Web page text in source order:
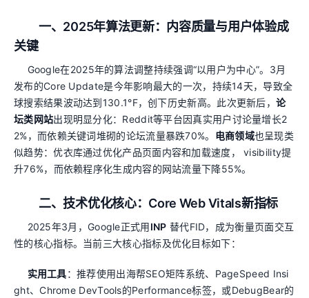
一、2025年算法更新：内容质量与用户体验成
关键
Google在2025年的算法调整持续强调“以用户为中心”。3月
发布的Core Update是今年影响最大的一次，持续14天，导致全
球搜索结果波动达到130.1°F，创下历史新高。此次更新后， 论
坛类网站出现明显分化：Reddit等平台因真实用户讨论量增长2
2%，而依赖关键词堆砌的论坛流量暴跌70%。 电商领域也呈现类
似趋势：优衣库通过优化产品页面内容和加载速度， visibility提
升76%，而依赖程序化生成内容的网站流量下降55%。
二、技术优化核心：Core Web Vitals新指标
2025年3月，Google正式用INP 替代FID，成为衡量页面交互
性的核心指标。当前三大核心指标及优化目标如下：
实用工具：推荐使用出海帮SEO矩阵系统、PageSpeed Insi
ght、Chrome DevTools的Performance标签，或DebugBear的